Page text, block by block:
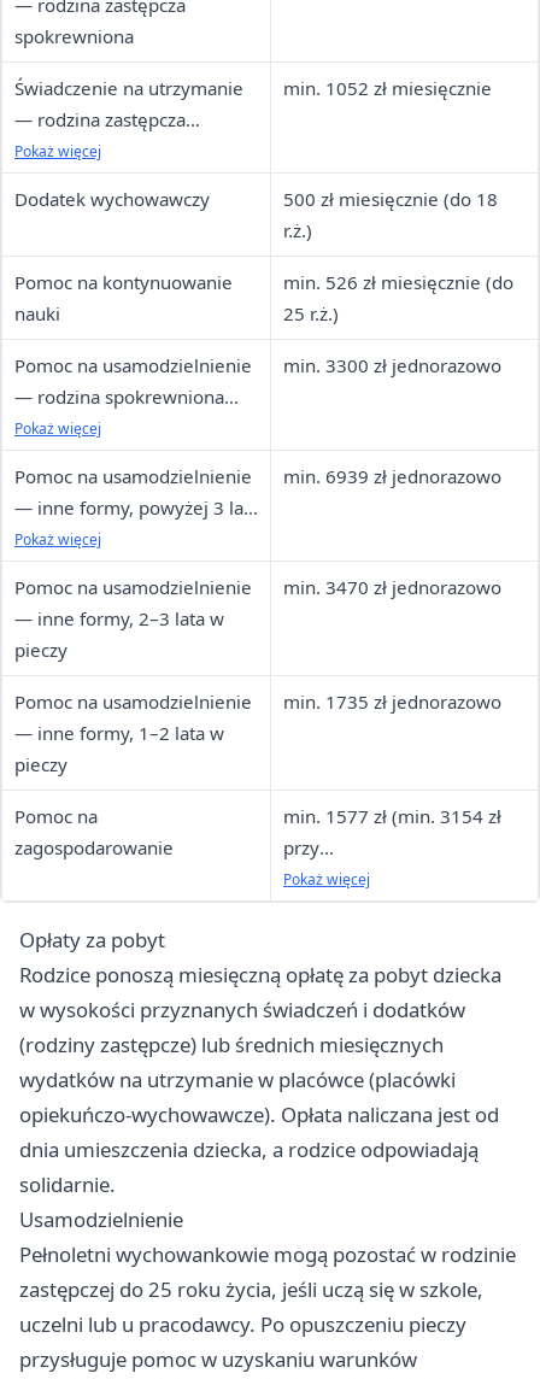
— rodzina zastępcza
spokrewniona
Świadczenie na utrzymanie
— rodzina zastępcza
niezawodowa lub zawodowa
Pokaż więcej
min. 1052 zł miesięcznie
Dodatek wychowawczy
500 zł miesięcznie (do 18
r.ż.)
Pomoc na kontynuowanie
nauki
min. 526 zł miesięcznie (do
25 r.ż.)
Pomoc na usamodzielnienie
— rodzina spokrewniona
(min. 3 lata w pieczy)
Pokaż więcej
min. 3300 zł jednorazowo
Pomoc na usamodzielnienie
— inne formy, powyżej 3 lat
w pieczy
Pokaż więcej
min. 6939 zł jednorazowo
Pomoc na usamodzielnienie
— inne formy, 2–3 lata w
pieczy
min. 3470 zł jednorazowo
Pomoc na usamodzielnienie
— inne formy, 1–2 lata w
pieczy
min. 1735 zł jednorazowo
Pomoc na
zagospodarowanie
min. 1577 zł (min. 3154 zł
przy
umiarkowanym/znacznym
stopniu niepełnosprawności)
Pokaż więcej
Opłaty za pobyt
Rodzice ponoszą miesięczną opłatę za pobyt dziecka
w wysokości przyznanych świadczeń i dodatków
(rodziny zastępcze) lub średnich miesięcznych
wydatków na utrzymanie w placówce (placówki
opiekuńczo-wychowawcze). Opłata naliczana jest od
dnia umieszczenia dziecka, a rodzice odpowiadają
solidarnie.
Usamodzielnienie
Pełnoletni wychowankowie mogą pozostać w rodzinie
zastępczej do 25 roku życia, jeśli uczą się w szkole,
uczelni lub u pracodawcy. Po opuszczeniu pieczy
przysługuje pomoc w uzyskaniu warunków